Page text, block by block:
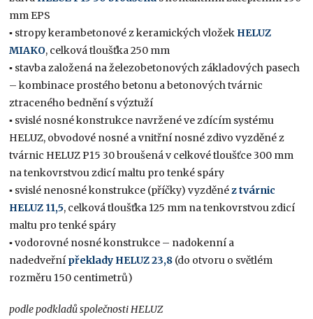
mm EPS
▪ stropy kerambetonové z keramických vložek HELUZ
MIAKO, celková tloušťka 250 mm
▪ stavba založená na železobetonových základových pasech
– kombinace prostého betonu a betonových tvárnic
ztraceného bednění s výztuží
▪ svislé nosné konstrukce navržené ve zdícím systému
HELUZ, obvodové nosné a vnitřní nosné zdivo vyzděné z
tvárnic HELUZ P15 30 broušená v celkové tloušťce 300 mm
na tenkovrstvou zdicí maltu pro tenké spáry
▪ svislé nenosné konstrukce (příčky) vyzděné z tvárnic
HELUZ 11,5, celková tloušťka 125 mm na tenkovrstvou zdicí
maltu pro tenké spáry
▪ vodorovné nosné konstrukce – nadokenní a
nadedveřní překlady HELUZ 23,8 (do otvoru o světlém
rozměru 150 centimetrů)
podle podkladů společnosti HELUZ